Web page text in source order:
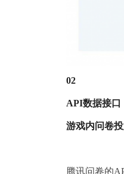
02
API数据接口
游戏内问卷
腾讯问卷的